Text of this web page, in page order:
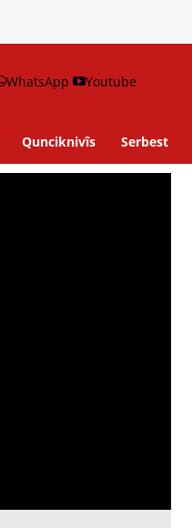
WhatsApp Youtube
Qunciknivîs Serbest